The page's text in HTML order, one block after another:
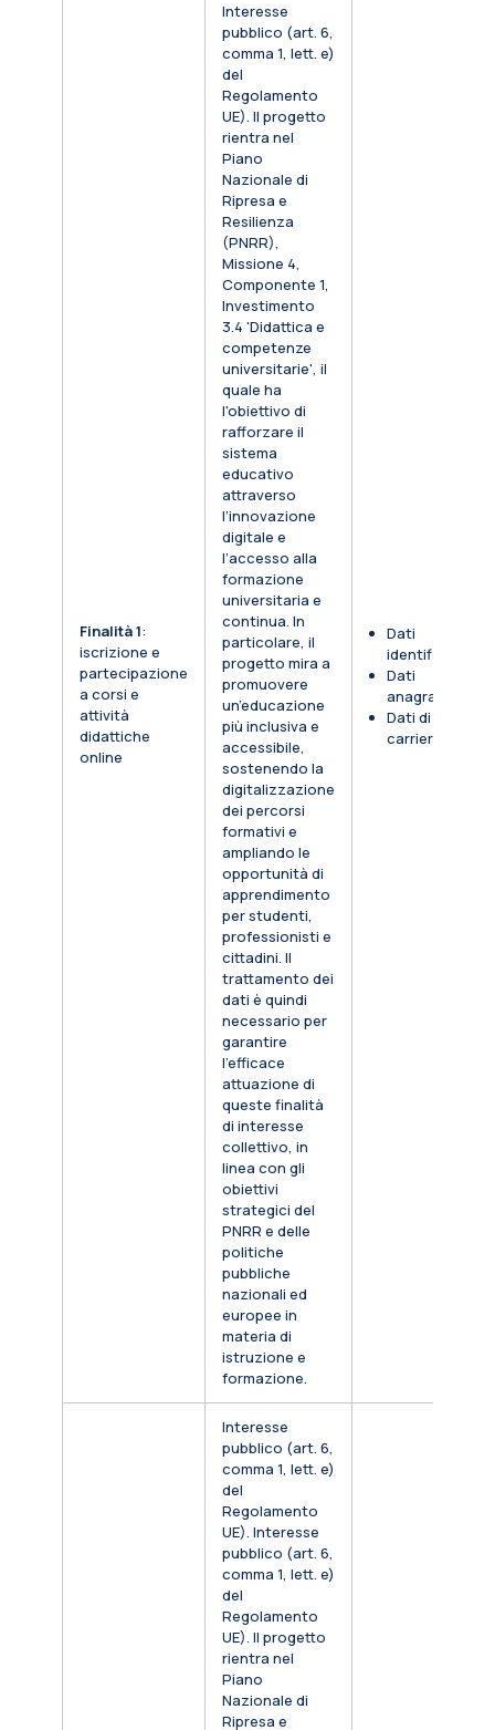
Finalità 1:
iscrizione e
partecipazione
a corsi e
attività
didattiche
online
Interesse
pubblico (art. 6,
comma 1, lett. e)
del
Regolamento
UE). Il progetto
rientra nel
Piano
Nazionale di
Ripresa e
Resilienza
(PNRR),
Missione 4,
Componente 1,
Investimento
3.4 'Didattica e
competenze
universitarie', il
quale ha
l'obiettivo di
rafforzare il
sistema
educativo
attraverso
l’innovazione
digitale e
l’accesso alla
formazione
universitaria e
continua. In
particolare, il
progetto mira a
promuovere
un’educazione
più inclusiva e
accessibile,
sostenendo la
digitalizzazione
dei percorsi
formativi e
ampliando le
opportunità di
apprendimento
per studenti,
professionisti e
cittadini. Il
trattamento dei
dati è quindi
necessario per
garantire
l’efficace
attuazione di
queste finalità
di interesse
collettivo, in
linea con gli
obiettivi
strategici del
PNRR e delle
politiche
pubbliche
nazionali ed
europee in
materia di
istruzione e
formazione.
Dati
identificativi
Dati
anagrafici
Dati di
carriera
Interesse
pubblico (art. 6,
comma 1, lett. e)
del
Regolamento
UE). Interesse
pubblico (art. 6,
comma 1, lett. e)
del
Regolamento
UE). Il progetto
rientra nel
Piano
Nazionale di
Ripresa e